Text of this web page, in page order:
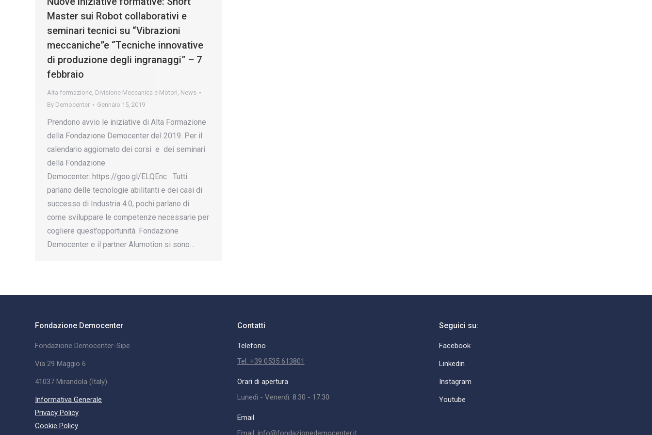
Master sui Robot collaborativi e
seminari tecnici su “Vibrazioni
meccaniche”e “Tecniche innovative
di produzione degli ingranaggi” – 7
febbraio
Alta formazione, Divisione Meccanica e Motori, News
By Democenter Gennaio 15, 2019
Prendono avvio le iniziative di Alta Formazione
della Fondazione Democenter del 2019. Per il
calendario aggiornato dei corsi e dei seminari
della Fondazione
Democenter: https://goo.gl/ELQEnc Tutti
parlano delle tecnologie abilitanti e dei casi di
successo di Industria 4.0, pochi parlano di
come sviluppare le competenze necessarie per
cogliere quest’opportunità. Fondazione
Democenter e il partner Alumotion si sono…
Fondazione Democenter
Fondazione Democenter-Sipe
Via 29 Maggio 6
41037 Mirandola (Italy)
Informativa Generale
Privacy Policy
Cookie Policy
Contatti
Telefono
Tel: +39 0535 613801
Orari di apertura
Lunedì - Venerdì: 8.30 - 17.30
Email
Email: info@fondazionedemocenter.it
Seguici su:
Facebook
Linkedin
Instagram
Youtube